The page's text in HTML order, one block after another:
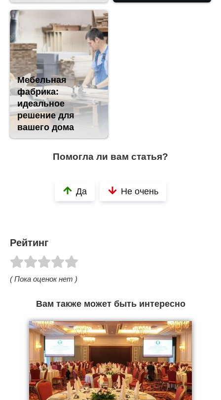
Мебельная
фабрика:
идеальное
решение для
вашего дома
Помогла ли вам статья?
Да Не очень
Рейтинг
( Пока оценок нет )
Вам также может быть интересно